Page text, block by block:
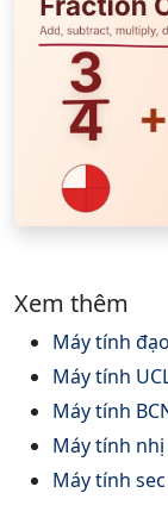
Xem thêm
Máy tính
Máy tính
Máy tính
Máy tính
Máy tính sec